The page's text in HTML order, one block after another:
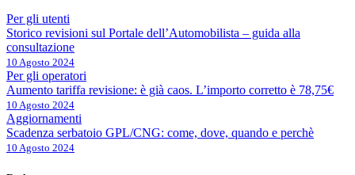
Per gli utenti
Storico revisioni sul Portale dell’Automobilista – guida alla
consultazione
10 Agosto 2024
Per gli operatori
Aumento tariffa revisione: è già caos. L’importo corretto è 78,75€
10 Agosto 2024
Aggiornamenti
Scadenza serbatoio GPL/CNG: come, dove, quando e perchè
10 Agosto 2024